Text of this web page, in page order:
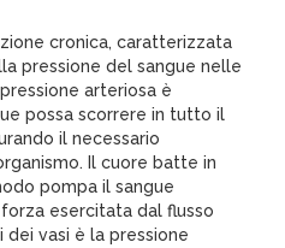
cronica, caratterizzata
pressione del sangue nelle
arteriosa è
possa scorrere in tutto il
il necessario
Il cuore batte in
pompa il sangue
esercitata dal flusso
vasi è la pressione